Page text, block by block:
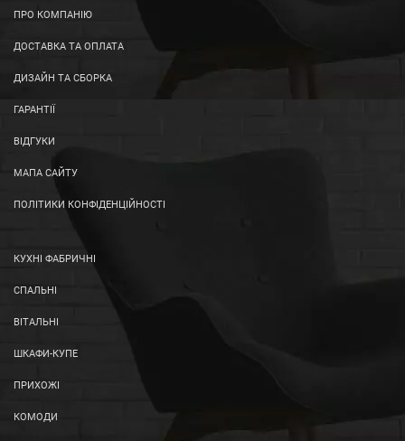
ПРО КОМПАНІЮ
ДОСТАВКА ТА ОПЛАТА
ДИЗАЙН ТА СБОРКА
ГАРАНТІЇ
ВІДГУКИ
МАПА САЙТУ
ПОЛІТИКИ КОНФІДЕНЦІЙНОСТІ
КУХНІ ФАБРИЧНІ
СПАЛЬНІ
ВІТАЛЬНІ
ШКАФИ-КУПЕ
ПРИХОЖІ
КОМОДИ